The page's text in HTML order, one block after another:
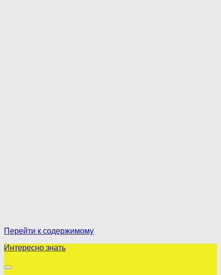
Перейти к содержимому
Интересно знать